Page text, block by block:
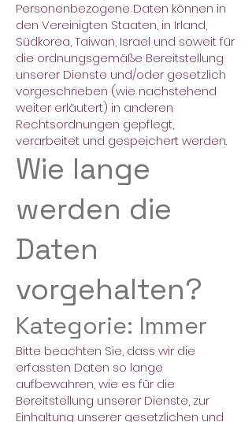
Personenbezogene Daten können in
den Vereinigten Staaten, in Irland,
Südkorea, Taiwan, Israel und soweit für
die ordnungsgemäße Bereitstellung
unserer Dienste und/oder gesetzlich
vorgeschrieben (wie nachstehend
weiter erläutert) in anderen
Rechtsordnungen gepflegt,
verarbeitet und gespeichert werden.
Wie lange
werden die
Daten
vorgehalten?
Kategorie: Immer
Bitte beachten Sie, dass wir die
erfassten Daten so lange
aufbewahren, wie es für die
Bereitstellung unserer Dienste, zur
Einhaltung unserer gesetzlichen und